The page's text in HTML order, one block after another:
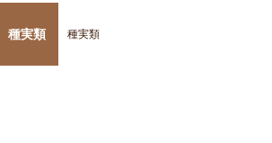
種実類 種実類